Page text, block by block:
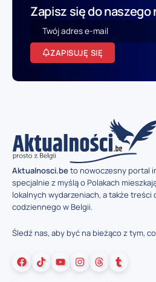
Zapisz się do
ZAPISUJĘ SIĘ
Aktualnosci.beto nowoczesny portal
specjalnie z myślą o Polakach
lokalnych wydarzeniach, a także treści
codziennego w Belgii.
Śledź nas, aby być na bieżąco z tym,